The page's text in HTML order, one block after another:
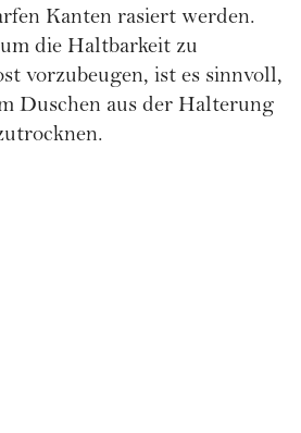
Kanten rasiert werden.
die Haltbarkeit zu
vorzubeugen, ist es sinnvoll,
Duschen aus der Halterung